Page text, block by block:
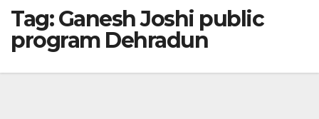
Tag:Ganesh Joshi public
program Dehradun